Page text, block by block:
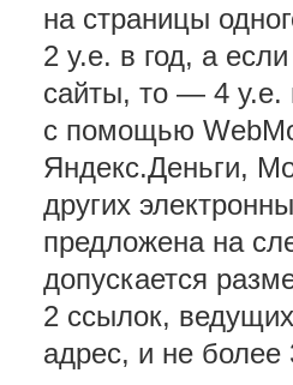
на страницы
2 у.е. в год, а
сайты, то — 4 у.е.
с помощью
Яндекс.Деньги,
других
предложена на
допускается
2 ссылок,
адрес, и не более